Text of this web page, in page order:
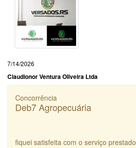
7/14/2026
Claudionor Ventura Oliveira Ltda
Concorrência
Deb7 Agropecuária
fiquei satisfeita com o serviço prestado